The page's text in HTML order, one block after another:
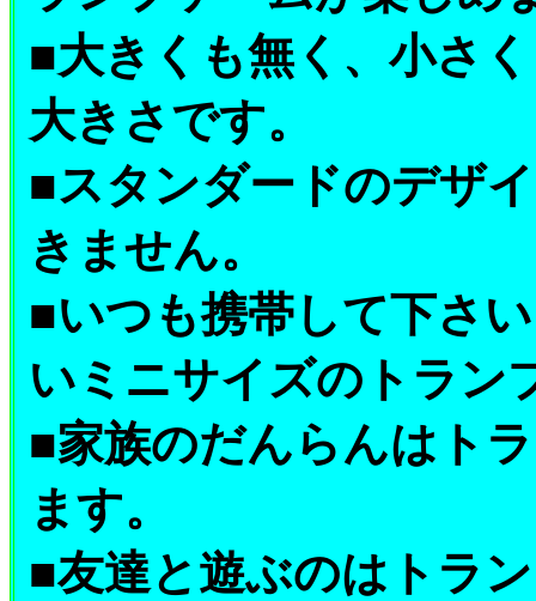
■大きくも無く、小さ
大きさです。
■スタンダードのデザ
きません。
■いつも携帯して下さ
いミニサイズのトラン
■家族のだんらんはト
ます。
■友達と遊ぶのはトラ